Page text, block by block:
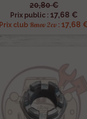
20,80 €
Prix public : 17,68 €
Prix club Renov 2cv : 17,68
 Aperçu rapide